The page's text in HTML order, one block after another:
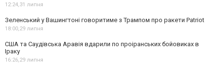
12:24,31 липня
Зеленський у Вашингтоні говоритиме з Трампом про ракети Patriot
18:00,29 липня
США та Саудівська Аравія вдарили по проіранських бойовиках в
Іраку
16:26,29 липня